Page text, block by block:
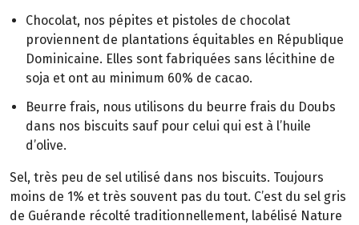
Chocolat, nos pépites et pistoles de chocolat
proviennent de plantations équitables en République
Dominicaine. Elles sont fabriquées sans lécithine de
soja et ont au minimum 60% de cacao.
Beurre frais, nous utilisons du beurre frais du Doubs
dans nos biscuits sauf pour celui qui est à l’huile
d’olive.
Sel, très peu de sel utilisé dans nos biscuits. Toujours
moins de 1% et très souvent pas du tout. C’est du sel gris
de Guérande récolté traditionnellement, labélisé Nature